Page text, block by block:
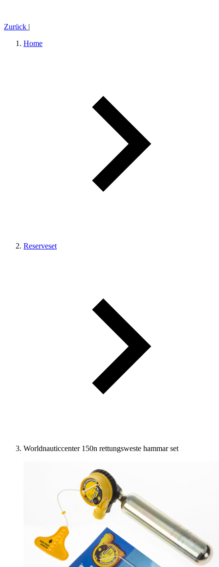
Zurück |
Home
Reserveset
Worldnauticcenter 150n rettungsweste hammar set